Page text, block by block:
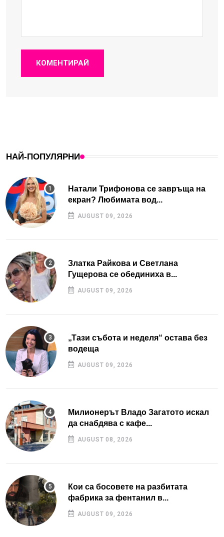
КОМЕНТИРАЙ
НАЙ-ПОПУЛЯРНИ
Натали Трифонова се завръща на
екран? Любимата вод...
AUGUST 09, 2026
Златка Райкова и Светлана
Гущерова се обединиха в...
AUGUST 09, 2026
„Тази събота и неделя“ остава без
водеща
AUGUST 09, 2026
Милионерът Владо Загатото искал
да снабдява с кафе...
AUGUST 08, 2026
Кои са босовете на разбитата
фабрика за фентанил в...
AUGUST 09, 2026